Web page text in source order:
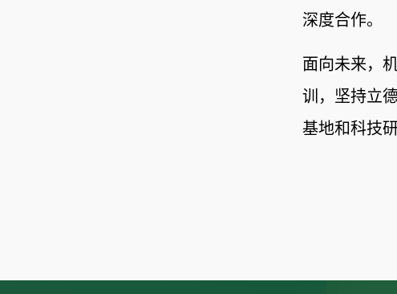
深度合作。
面向未来，
训，坚持立
基地和科技